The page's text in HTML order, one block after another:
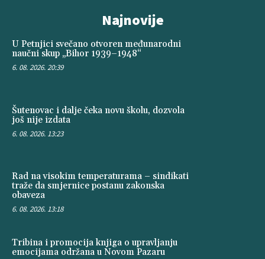
Najnovije
U Petnjici svečano otvoren međunarodni
naučni skup „Bihor 1939–1948“
6. 08. 2026. 20:39
Šutenovac i dalje čeka novu školu, dozvola
još nije izdata
6. 08. 2026. 13:23
Rad na visokim temperaturama – sindikati
traže da smjernice postanu zakonska
obaveza
6. 08. 2026. 13:18
Tribina i promocija knjiga o upravljanju
emocijama održana u Novom Pazaru